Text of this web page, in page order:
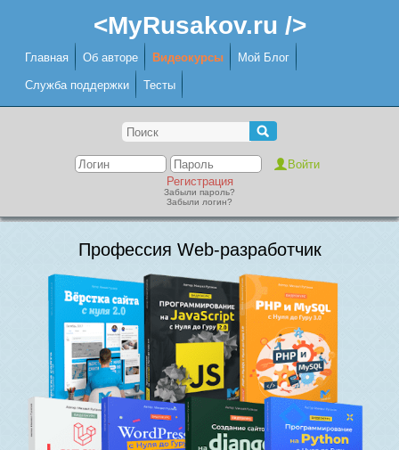
<MyRusakov.ru />
Главная Об авторе Видеокурсы Мой Блог
Служба поддержки Тесты
Регистрация
Забыли пароль?
Забыли логин?
Профессия Web-разработчик